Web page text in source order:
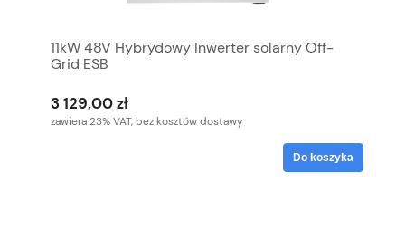
11kW 48V Hybrydowy Inwerter solarny Off-
Grid ESB
3 129,00 zł
zawiera 23% VAT, bez kosztów dostawy
Do koszyka